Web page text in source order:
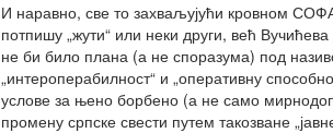
И наравно, све то захваљујући кровном
потпишу „жути“ или неки други, већ
не би било плана (а не споразума) под
„интероперабилност“ и „оперативну
услове за њено борбено (а не само
промену српске свести путем такозване